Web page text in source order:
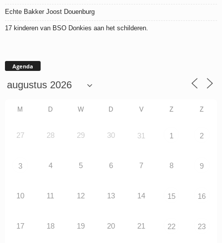
Echte Bakker Joost Douenburg
17 kinderen van BSO Donkies aan het schilderen.
Agenda
M D W D V Z Z
27 28 29 30 31 1 2
3 4 5 6 7 8 9
10 11 12 13 14 15 16
17 18 19 20 21 22 23